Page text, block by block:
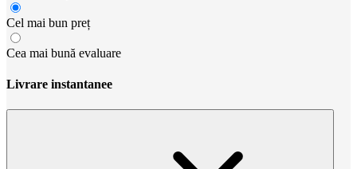
Cel mai bun preț
Cea mai bună evaluare
Livrare instantanee